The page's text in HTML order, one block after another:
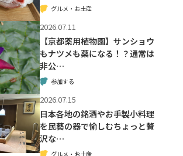
グルメ・お土産
2026.07.11
【京都薬用植物園】サンショウ
もナツメも薬になる！？通常は
非公…
参加する
2026.07.15
日本各地の銘酒やお手製小料理
を民藝の器で愉しむちょっと贅
沢な…
グルメ・お土産